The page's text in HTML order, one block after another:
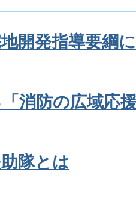
開発指導要綱
消防の広域応
隊とは